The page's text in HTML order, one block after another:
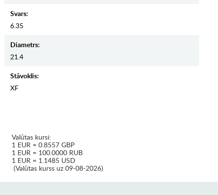
Svars:
6.35
Diametrs:
21.4
Stāvoklis:
XF
Valūtas kursi:
1 EUR = 0.8557 GBP
1 EUR = 100.0000 RUB
1 EUR = 1.1485 USD
(Valūtas kurss uz 09-08-2026)